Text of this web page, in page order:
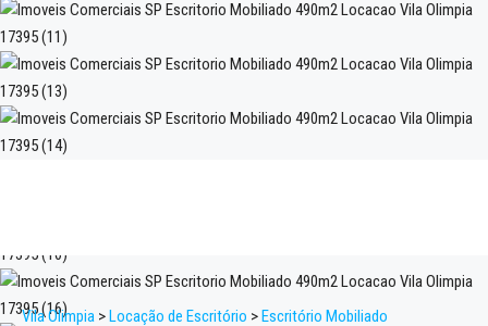
Vila Olimpia >Locação de Escritório >Escritório Mobiliado